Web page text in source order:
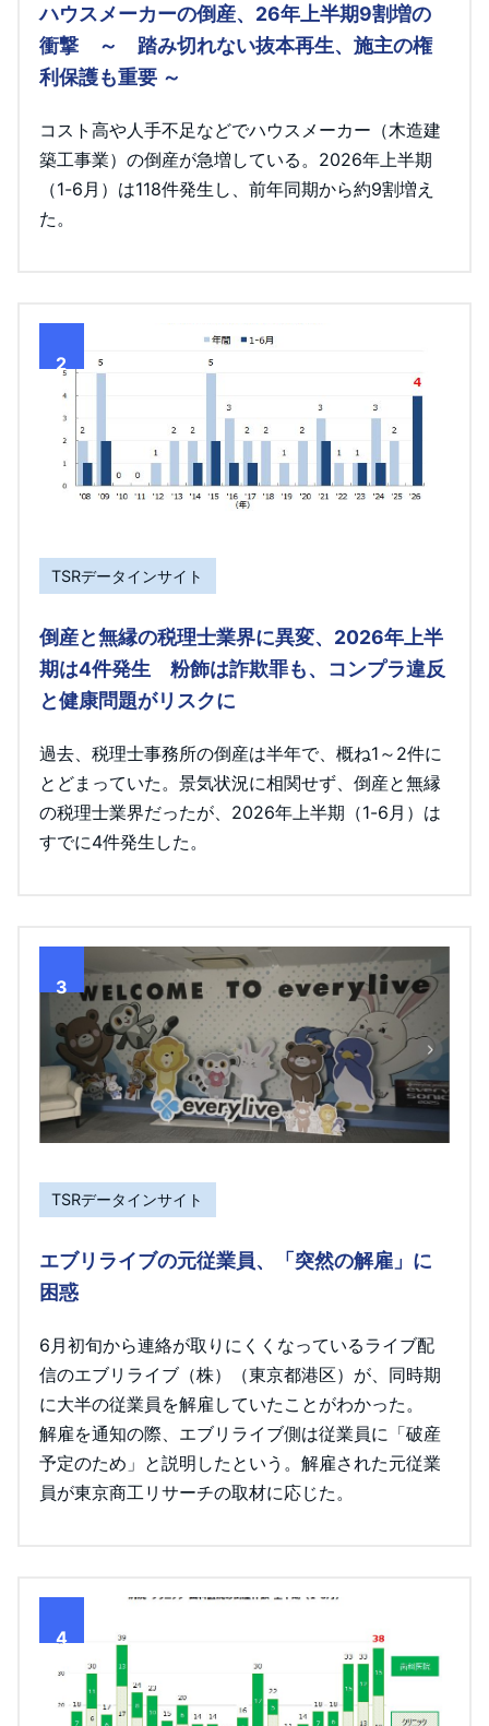
ハウスメーカーの倒産、26年上半期9割増の
衝撃 ～ 踏み切れない抜本再生、施主の権
利保護も重要 ～
コスト高や人手不足などでハウスメーカー（木造建
築工事業）の倒産が急増している。2026年上半期
（1-6月）は118件発生し、前年同期から約9割増え
た。
2
TSRデータインサイト
倒産と無縁の税理士業界に異変、2026年上半
期は4件発生 粉飾は詐欺罪も、コンプラ違反
と健康問題がリスクに
過去、税理士事務所の倒産は半年で、概ね1～2件に
とどまっていた。景気状況に相関せず、倒産と無縁
の税理士業界だったが、2026年上半期（1-6月）は
すでに4件発生した。
3
TSRデータインサイト
エブリライブの元従業員、「突然の解雇」に
困惑
6月初旬から連絡が取りにくくなっているライブ配
信のエブリライブ（株）（東京都港区）が、同時期
に大半の従業員を解雇していたことがわかった。
解雇を通知の際、エブリライブ側は従業員に「破産
予定のため」と説明したという。解雇された元従業
員が東京商工リサーチの取材に応じた。
4